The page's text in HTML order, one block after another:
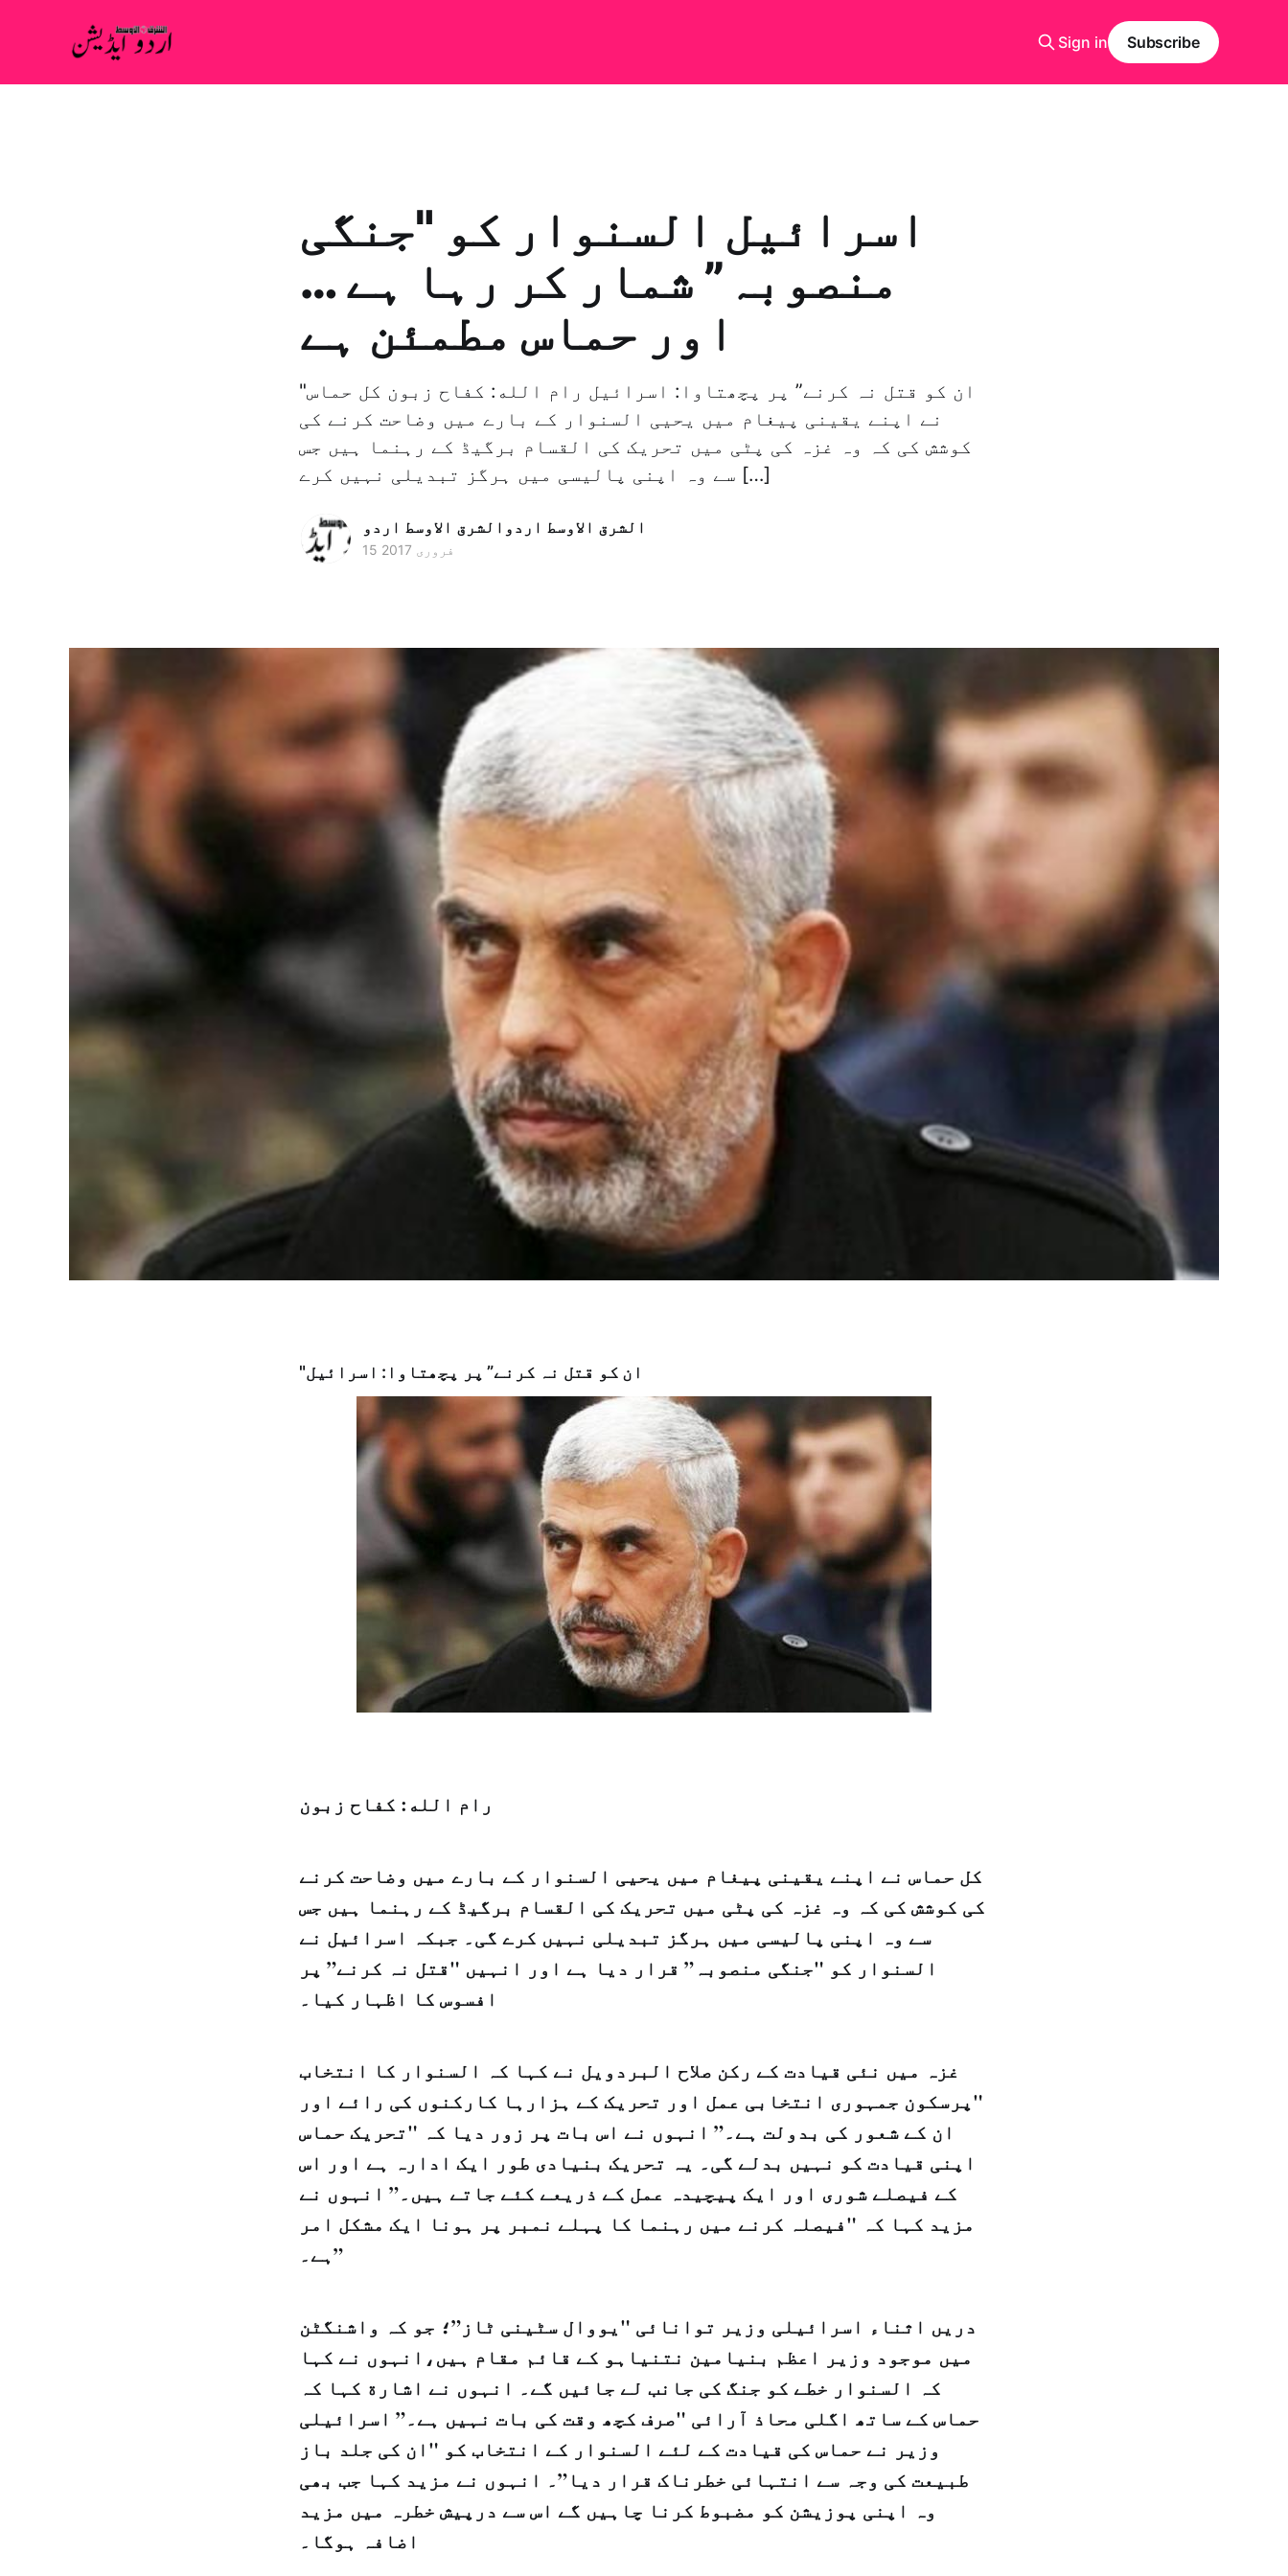
Sign in Subscribe
اسرائیل السنوار کو "جنگی
منصوبہ” شمار کر رہا ہے …
اور حماس مطمئن ہے
"ان کو قتل نہ کرنے” پر پچھتاوا: اسرائیل رام الله: كفاح زبون کل حماس
نے اپنے یقینی پیغام میں یحیی السنوار کے بارے میں وضاحت کرنے کی
کوشش کی کہ وہ غزہ کی پٹی میں تحریک کی القسام برگیڈ کے رہنما ہیں جس
سے وہ اپنی پالیسی میں ہرگز تبدیلی نہیں کرے […]
الشرق الاوسط اردوالشرق الاوسط اردو
15 فروری 2017
"ان کو قتل نہ کرنے” پر پچھتاوا: اسرائیل
رام الله: كفاح زبون
کل حماس نے اپنے یقینی پیغام میں یحیی السنوار کے بارے میں وضاحت کرنے
کی کوشش کی کہ وہ غزہ کی پٹی میں تحریک کی القسام برگیڈ کے رہنما ہیں جس
سے وہ اپنی پالیسی میں ہرگز تبدیلی نہیں کرے گی۔ جبکہ اسرائیل نے
السنوار کو "جنگی منصوبہ” قرار دیا ہے اور انہیں "قتل نہ کرنے” پر
افسوس کا اظہار کیا۔
غزہ میں نئی قیادت کے رکن صلاح البردویل نے کہا کہ السنوار کا انتخاب
"پرسکون جمہوری انتخابی عمل اور تحریک کے ہزارہا کارکنوں کی رائے اور
ان کے شعور کی بدولت ہے۔” انہوں نے اس بات پر زور دیا کہ "تحریک حماس
اپنی قیادت کو نہیں بدلے گی۔ یہ تحریک بنیادی طور ایک ادارہ ہے اور اس
کے فیصلے شوری اور ایک پیچیدہ عمل کے ذریعے کئے جاتے ہیں۔” انہوں نے
مزید کہا کہ "فیصلہ کرنے میں رہنما کا پہلے نمبر پر ہونا ایک مشکل امر
ہے۔”
دریں اثناء اسرائیلی وزیر توانائی "یووال سٹینی ٹاز”؛ جو کہ واشنگٹن
میں موجود وزیر اعظم بنیامین نتنیاہو کے قائم مقام ہیں،انہوں نے کہا
کہ السنوار خطے کو جنگ کی جانب لے جائیں گے۔ انہوں نے اشارة کہا کہ
حماس کے ساتھ اگلی محاذ آرائی "صرف کچھ وقت کی بات نہیں ہے۔” اسرائیلی
وزیر نے حماس کی قیادت کے لئے السنوار کے انتخاب کو "ان کی جلد باز
طبیعت کی وجہ سے انتہائی خطرناک قرار دیا”۔ انہوں نے مزید کہا جب بھی
وہ اپنی پوزیشن کو مضبوط کرنا چاہیں گے اس سے درپیش خطرہ میں مزید
اضافہ ہوگا۔